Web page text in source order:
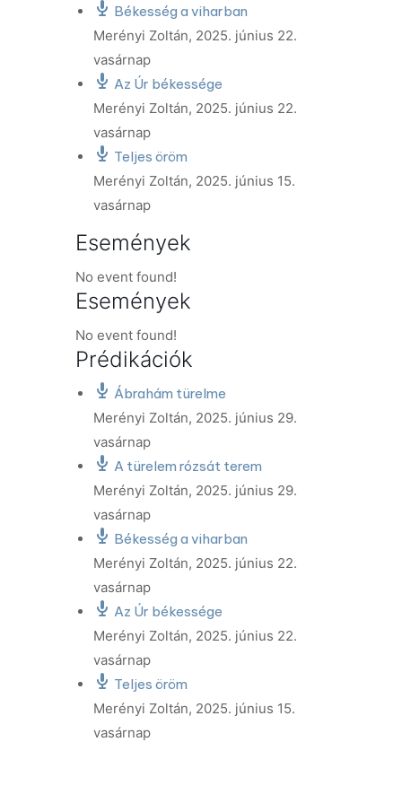
Békesség a viharban
Merényi Zoltán, 2025. június 22.
vasárnap
Az Úr békessége
Merényi Zoltán, 2025. június 22.
vasárnap
Teljes öröm
Merényi Zoltán, 2025. június 15.
vasárnap
Események
No event found!
Események
No event found!
Prédikációk
Ábrahám türelme
Merényi Zoltán, 2025. június 29.
vasárnap
A türelem rózsát terem
Merényi Zoltán, 2025. június 29.
vasárnap
Békesség a viharban
Merényi Zoltán, 2025. június 22.
vasárnap
Az Úr békessége
Merényi Zoltán, 2025. június 22.
vasárnap
Teljes öröm
Merényi Zoltán, 2025. június 15.
vasárnap